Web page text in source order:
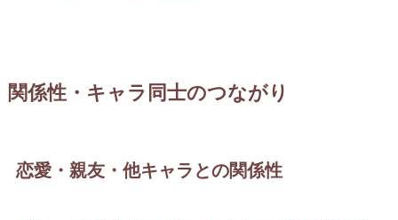
関係性・キャラ同士のつながり
恋愛・親友・他キャラとの関係性